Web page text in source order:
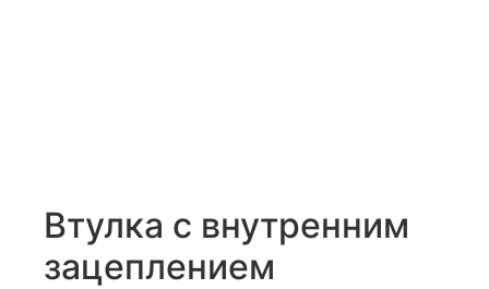
Втулка с внутренним
зацеплением